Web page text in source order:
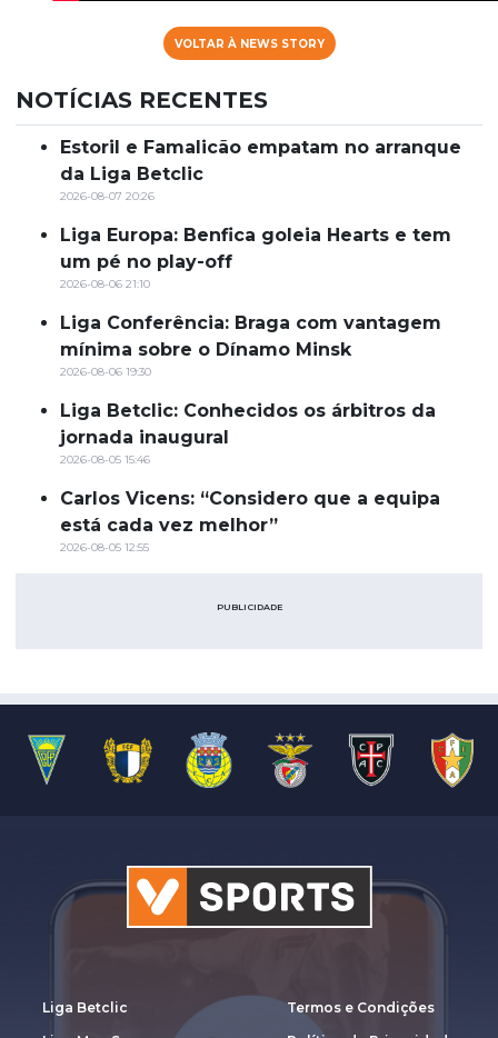
VOLTAR À NEWS STORY
NOTÍCIAS RECENTES
Estoril e Famalicão empatam no arranque
da Liga Betclic
2026-08-07 20:26
Liga Europa: Benfica goleia Hearts e tem
um pé no play-off
2026-08-06 21:10
Liga Conferência: Braga com vantagem
mínima sobre o Dínamo Minsk
2026-08-06 19:30
Liga Betclic: Conhecidos os árbitros da
jornada inaugural
2026-08-05 15:46
Carlos Vicens: “Considero que a equipa
está cada vez melhor”
2026-08-05 12:55
PUBLICIDADE
Liga Betclic
Termos e Condições